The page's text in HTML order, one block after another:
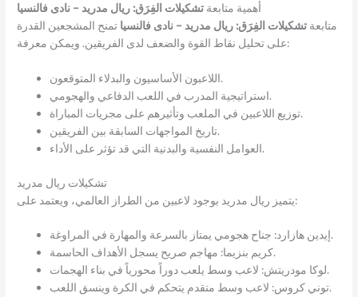
أهمية متابعة تشكيلات الفِرَق: ريال مدريد – نادى فالنسيا
متابعة تشكيلات الفِرَق: ريال مدريد – نادى فالنسيا تمنح المشجعين القدرة
على تحليل نقاط القوة والضعف لدى الفريقين. ويمكن معرفة:
اللاعبون الأساسيون والبدلاء المتوقعون.
استراتيجية المدرب في اللعب الدفاعي والهجومي.
توزيع اللاعبين في الملعب وتأثيرهم على مجريات المباراة.
تاريخ المواجهات السابقة بين الفريقين.
العوامل النفسية والبدنية التي قد تؤثر على الأداء.
تشكيلات ريال مدريد
يتميز ريال مدريد بوجود لاعبين من الطراز العالمي، ويعتمد على:
إيدين هازارد: جناح هجومي يمتاز بالسرعة والمهارة في المراوغة.
كريم بنزيما: مهاجم صريح يسجل الأهداف الحاسمة.
لوكا مودريتش: لاعب وسط يلعب دوراً محورياً في بناء الهجمات.
توني كروس: لاعب وسط متقدم يتحكم في الكرة وينسق اللعب.